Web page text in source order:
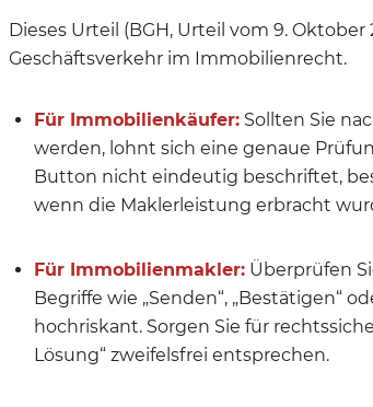
Dieses Urteil (BGH, Urteil vom 9.
Geschäftsverkehr im Immobilienrecht.
Für Immobilienkäufer:Sollten Sie
werden, lohnt sich eine genaue
Button nicht eindeutig beschriftet,
wenn die Maklerleistung erbracht
Für Immobilienmakler:Überprüfen
Begriffe wie „Senden“, „Bestätigen“
hochriskant. Sorgen Sie für
Lösung“ zweifelsfrei entsprechen.